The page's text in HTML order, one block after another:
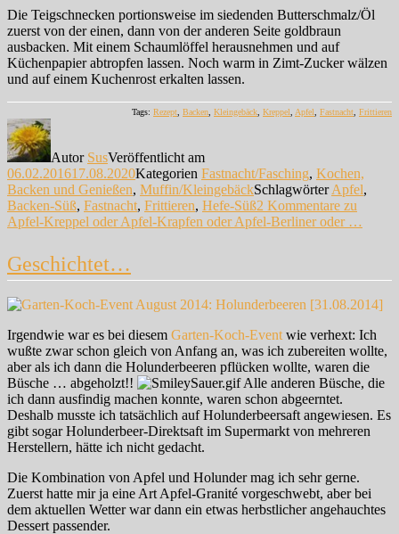
Die Teigschnecken portionsweise im siedenden Butterschmalz/Öl
zuerst von der einen, dann von der anderen Seite goldbraun
ausbacken. Mit einem Schaumlöffel herausnehmen und auf
Küchenpapier abtropfen lassen. Noch warm in Zimt-Zucker wälzen
und auf einem Kuchenrost erkalten lassen.
Tags: Rezept Backen Kleingebäck Kreppel Apfel Fastnacht Frittieren
Autor SusVeröffentlicht am
06.02.201617.08.2020Kategorien Fastnacht/Fasching, Kochen,
Backen und Genießen, Muffin/KleingebäckSchlagwörterApfel,
Backen-Süß, Fastnacht, Frittieren, Hefe-Süß2 Kommentare zu
Apfel-Kreppel oder Apfel-Krapfen oder Apfel-Berliner oder …
Geschichtet…
Irgendwie war es bei diesem Garten-Koch-Event wie verhext: Ich
wußte zwar schon gleich von Anfang an, was ich zubereiten wollte,
aber als ich dann die Holunderbeeren pflücken wollte, waren die
Büsche … abgeholzt!!
Alle anderen Büsche, die
ich dann ausfindig machen konnte, waren schon abgeerntet.
Deshalb musste ich tatsächlich auf Holunderbeersaft angewiesen. Es
gibt sogar Holunderbeer-Direktsaft im Supermarkt von mehreren
Herstellern, hätte ich nicht gedacht.
Die Kombination von Apfel und Holunder mag ich sehr gerne.
Zuerst hatte mir ja eine Art Apfel-Granité vorgeschwebt, aber bei
dem aktuellen Wetter war dann ein etwas herbstlicher angehauchtes
Dessert passender.